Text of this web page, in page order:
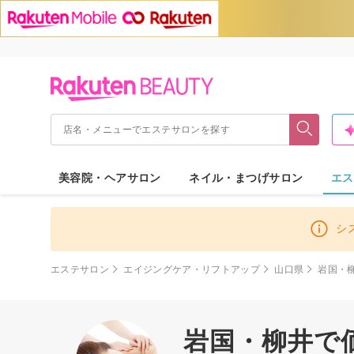
美容院・ヘアサロン ネイル・まつげサロン エ
シ
エステサロン エイジングケア・リフトアップ 山口県 岩国・
岩国・柳井で